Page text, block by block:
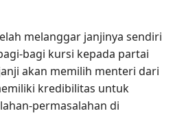
melanggar janjinya sendiri
bagi kursi kepada partai
akan memilih menteri dari
kredibilitas untuk
permasalahan di